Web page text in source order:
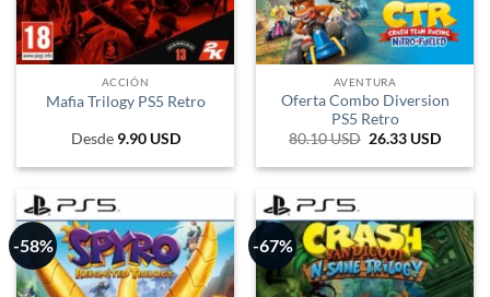
ACCIÓN
Mafia Trilogy PS5 Retro
Desde 9.90 USD
AVENTURA
Oferta Combo Diversion
PS5 Retro
80.10USD El
original
26.33 USD
actual
-58% -67%